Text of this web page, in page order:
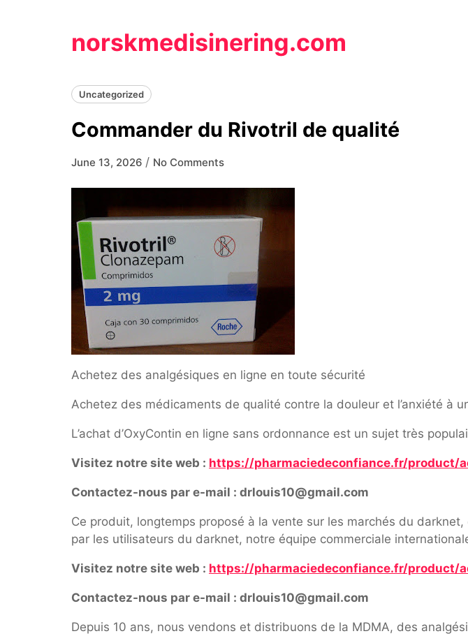
norskmedisinering.com
Uncategorized
Commander du Rivotril de qualité
June 13, 2026 / No Comments
Achetez des analgésiques en ligne en toute sécurité
Achetez des médicaments de qualité contre la douleur et l’anxiété à
L’achat d’OxyContin en ligne sans ordonnance est un sujet très
Visitez notre site web : https://pharmaciedeconfiance.fr/product/
Contactez-nous par e-mail : drlouis10@gmail.com
Ce produit, longtemps proposé à la vente sur les marchés du
par les utilisateurs du darknet, notre équipe commerciale
Visitez notre site web : https://pharmaciedeconfiance.fr/product/
Contactez-nous par e-mail : drlouis10@gmail.com
Depuis 10 ans, nous vendons et distribuons de la MDMA, des